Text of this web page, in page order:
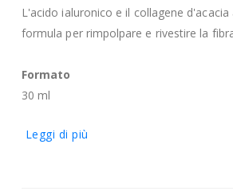
L'acido ialuronico e il collagene
formula per rimpolpare e rivestire la
Formato
30 ml
Leggi di più